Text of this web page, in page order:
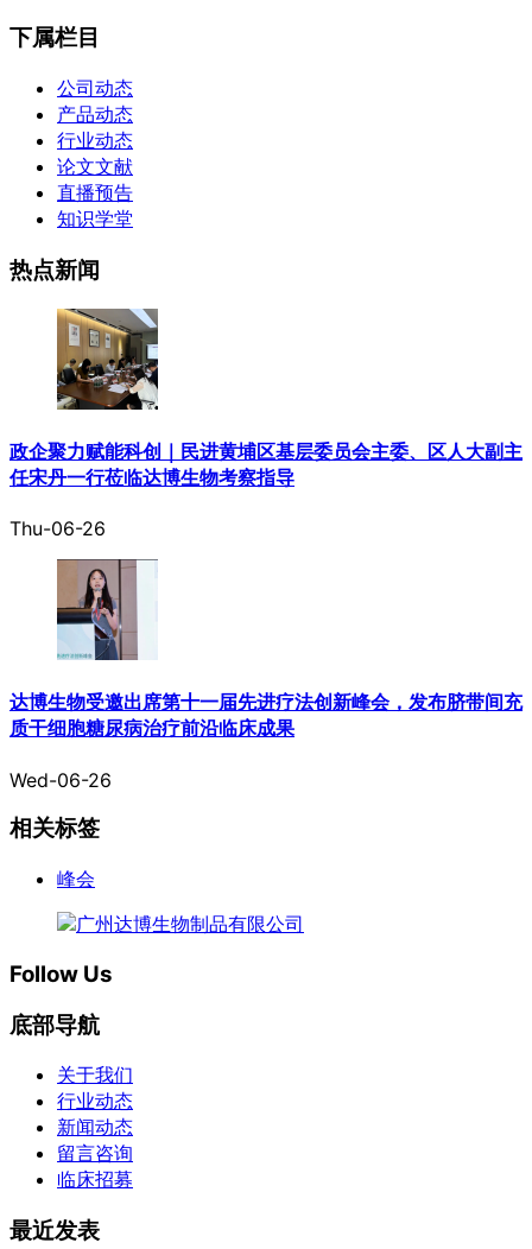
下属栏目
公司动态
产品动态
行业动态
论文文献
直播预告
知识学堂
热点新闻
政企聚力赋能科创｜民进黄埔区基层委员会主委、区人大副主
任宋丹一行莅临达博生物考察指导
Thu-06-26
达博生物受邀出席第十一届先进疗法创新峰会，发布脐带间充
质干细胞糖尿病治疗前沿临床成果
Wed-06-26
相关标签
峰会
Follow Us
底部导航
关于我们
行业动态
新闻动态
留言咨询
临床招募
最近发表